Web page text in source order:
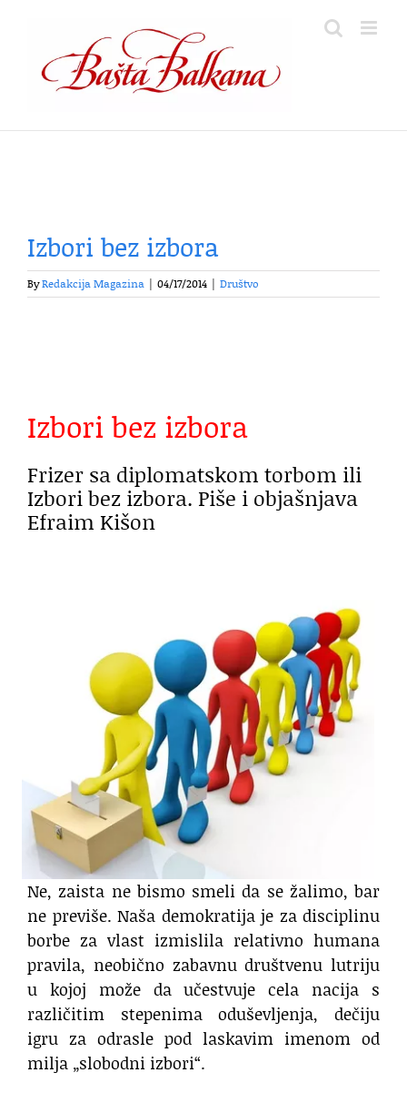
content
Izbori bez izbora
ByRedakcija Magazina 04/17/2014 Društvo
Izbori bez izbora
Frizer sa diplomatskom torbom ili
Izbori bez izbora. Piše i objašnjava
Efraim Kišon
Ne, zaista ne bismo smeli da se žalimo, bar
ne previše. Naša demokratija je za disciplinu
borbe za vlast izmislila relativno humana
pravila, neobično zabavnu društvenu lutriju
u kojoj može da učestvuje cela nacija s
različitim stepenima oduševljenja, dečiju
igru za odrasle pod laskavim imenom od
milja „slobodni izbori“.